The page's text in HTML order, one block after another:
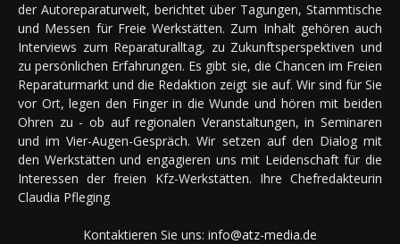
der Autoreparaturwelt, berichtet über Tagungen, Stammtische
und Messen für Freie Werkstätten. Zum Inhalt gehören auch
Interviews zum Reparaturalltag, zu Zukunftsperspektiven und
zu persönlichen Erfahrungen. Es gibt sie, die Chancen im Freien
Reparaturmarkt und die Redaktion zeigt sie auf. Wir sind für Sie
vor Ort, legen den Finger in die Wunde und hören mit beiden
Ohren zu - ob auf regionalen Veranstaltungen, in Seminaren
und im Vier-Augen-Gespräch. Wir setzen auf den Dialog mit
den Werkstätten und engagieren uns mit Leidenschaft für die
Interessen der freien Kfz-Werkstätten. Ihre Chefredakteurin
Claudia Pfleging
Kontaktieren Sie uns: info@atz-media.de